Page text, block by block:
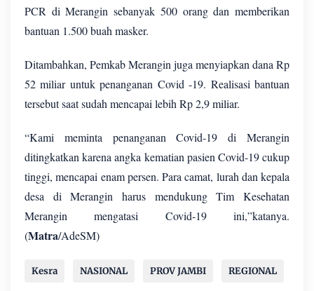
PCR di Merangin sebanyak 500 orang dan memberikan
bantuan 1.500 buah masker.
Ditambahkan, Pemkab Merangin juga menyiapkan dana Rp
52 miliar untuk penanganan Covid -19. Realisasi bantuan
tersebut saat sudah mencapai lebih Rp 2,9 miliar.
“Kami meminta penanganan Covid-19 di Merangin
ditingkatkan karena angka kematian pasien Covid-19 cukup
tinggi, mencapai enam persen. Para camat, lurah dan kepala
desa di Merangin harus mendukung Tim Kesehatan
Merangin mengatasi Covid-19 ini,”katanya.
(Matra/AdeSM)
Kesra NASIONAL PROV JAMBI REGIONAL